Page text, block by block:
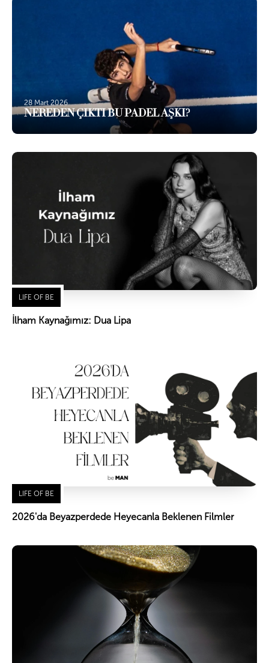
28 Mart 2026
NEREDEN ÇIKTI BU PADEL AŞKI?
LIFE OF BE
İlham Kaynağımız: Dua Lipa
LIFE OF BE
2026'da Beyazperdede Heyecanla Beklenen Filmler